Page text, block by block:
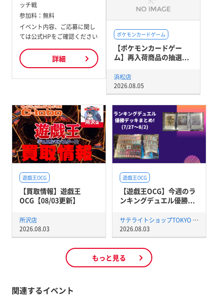
ッチ戦
参加料： 無料
イベント内容、ご応募に関し
ては公式HPをご確認ください
詳細
ポケモンカードゲーム
【ポケモンカードゲー
ム】再入荷商品の抽選...
浜松店
2026.08.05
遊戯王OCG
【遊戯王OCG】今週のラ
ンキングデュエル優勝...
サテライトショップTOKYO 秋葉原店
2026.08.03
遊戯王OCG
【買取情報】遊戯王
OCG【08/03更新】
所沢店
2026.08.03
もっと見る
関連するイベント